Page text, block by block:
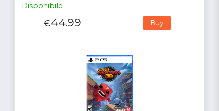
Disponibile
€44.99 Buy